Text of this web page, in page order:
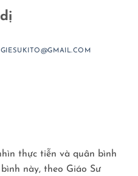
GIESUKITO@GMAIL.COM
thực tiễn và quân bình
này, theo Giáo Sư